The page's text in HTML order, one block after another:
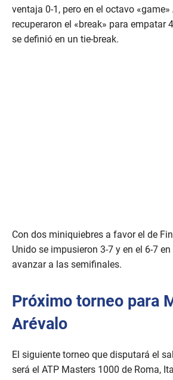
ventaja 0-1, pero en el octavo
recuperaron el «break» para empatar
se definió en un tie-break.
Con dos miniquiebres a favor el de
Unido se impusieron 3-7 y en el 6-7
avanzar a las semifinales.
Próximo torneo para
Arévalo
El siguiente torneo que disputará el
será el ATP Masters 1000 de Roma,